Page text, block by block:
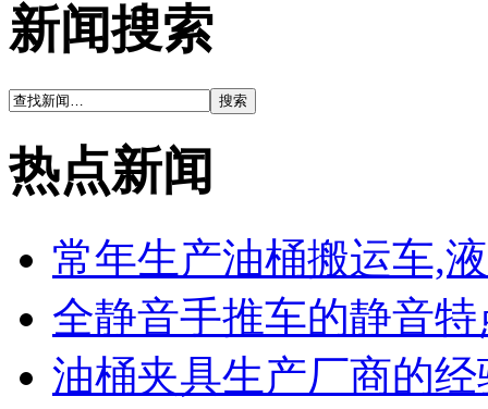
新闻搜索
热点新闻
常年生产油桶搬运车,
全静音手推车的静音特
油桶夹具生产厂商的